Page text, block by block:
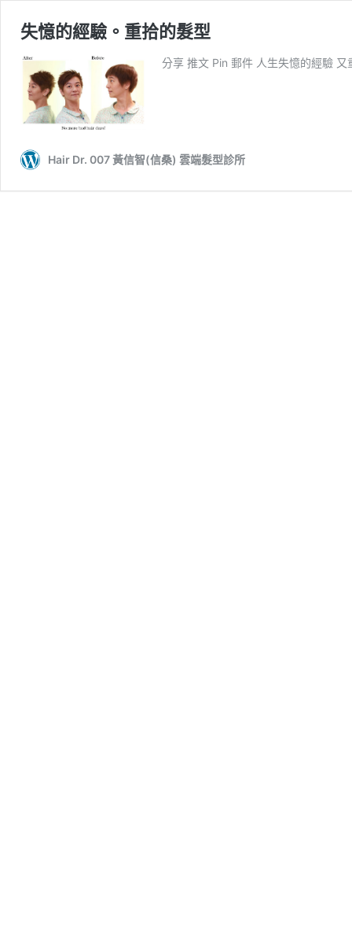
失憶的經驗。重拾的髮型
分享 推文 Pin 郵件 人生失憶的經驗
Hair Dr. 007 黃信智(信桑) 雲端髮型診所